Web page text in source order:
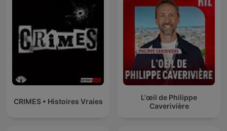
CRIMES • Histoires Vraies
L'œil de Philippe
Caverivière